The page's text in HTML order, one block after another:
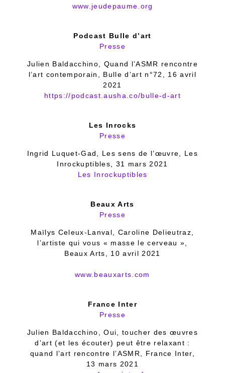
www.jeudepaume.org
Podcast Bulle d’art
Presse
Julien Baldacchino, Quand l’ASMR rencontre
l’art contemporain, Bulle d’art n°72, 16 avril
2021
https://podcast.ausha.co/bulle-d-art
Les Inrocks
Presse
Ingrid Luquet-Gad, Les sens de l’œuvre, Les
Inrockuptibles, 31 mars 2021
Les Inrockuptibles
Beaux Arts
Presse
Maïlys Celeux-Lanval, Caroline Delieutraz,
l’artiste qui vous « masse le cerveau »,
Beaux Arts, 10 avril 2021
www.beauxarts.com
France Inter
Presse
Julien Baldacchino, Oui, toucher des œuvres
d’art (et les écouter) peut être relaxant :
quand l’art rencontre l’ASMR, France Inter,
13 mars 2021